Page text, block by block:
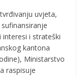
uvjeta,
i strateški
kantona
Ministarstvo
raspisuje